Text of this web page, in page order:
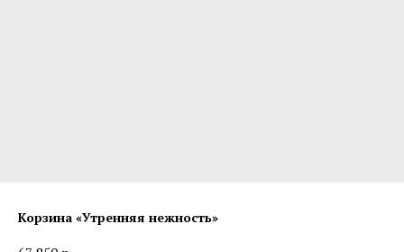
Корзина «Утренняя нежность»